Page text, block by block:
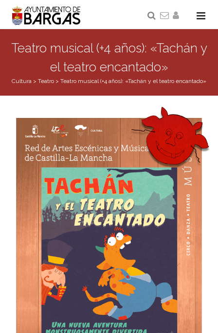
Teatro musical (+4 años): «Tachán y
el teatro encantado»
Cultura > Teatro > Teatro musical (+4 años): «Tachán y el teatro encantado»